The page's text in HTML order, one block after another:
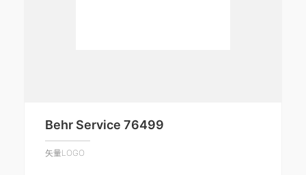
Behr Service 76499
矢量LOGO